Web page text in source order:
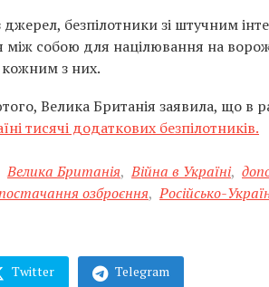
безпілотники зі штучним
між собою для націлювання на
кожним з них.
Велика Британія заявила, що в
тисячі додаткових безпілотників.
Велика Британія, Війна в Україні,
озброєння, Російсько-
Twitter Telegram